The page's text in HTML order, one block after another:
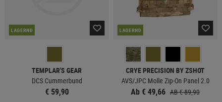
LAGERND
TEMPLAR'S GEAR
DCS Cummerbund
€ 59,90
LAGERND
CRYE PRECISION BY ZSHOT
AVS/JPC Molle Zip-On Panel 2.0
Ab € 49,66 AB € 89,90